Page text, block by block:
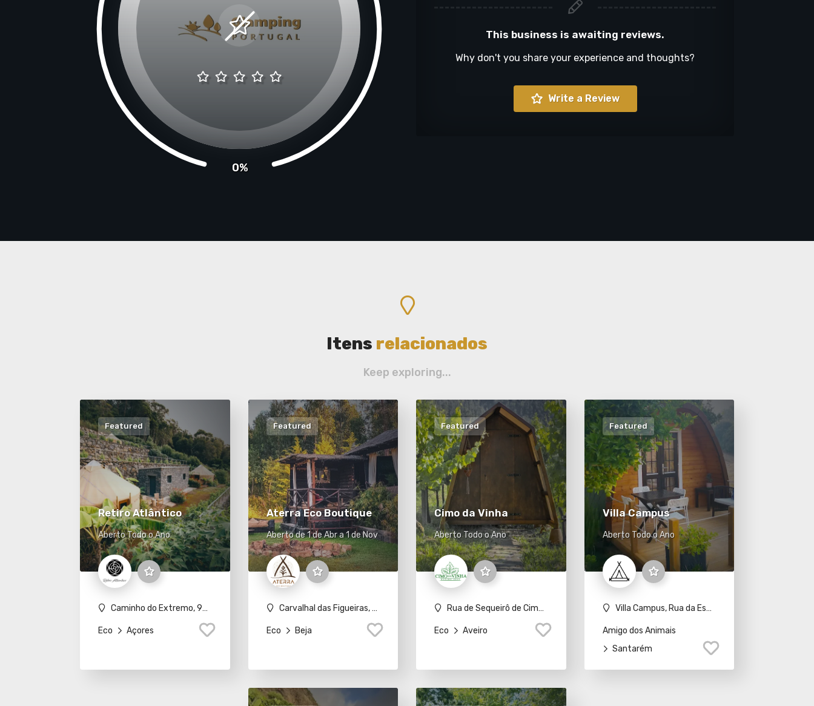
0%
This business is awaiting reviews.
Why don't you share your experience and thoughts?
Write a Review
Itens relacionados
Keep exploring...
Featured
Retiro Atlântico
Aberto Todo o Ano
Caminho do Extremo, 9800-425 Urzelina
Eco Açores
Featured
Aterra Eco Boutique
Aberto de 1 de Abr a 1 de Nov
Carvalhal das Figueiras, Corgo da Casca, 7630-635 São Teotónio
Eco Beja
Featured
Cimo da Vinha
Aberto Todo o Ano
Rua de Sequeirô de Cima 290, Real, 4550-694 Castelo de Paiva
Eco Aveiro
Featured
Villa Campus
Aberto Todo o Ano
Villa Campus, Rua da Esperança, Garnacho, 2000-674 S. Vicente do Paul
Amigo dos Animais
Santarém